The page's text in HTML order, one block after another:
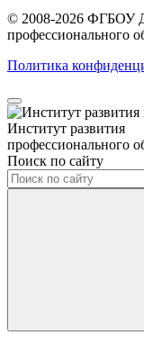
© 2008-2026 ФГБОУ
профессионального
Политика
Институт развития
профессионального
Поиск по сайту